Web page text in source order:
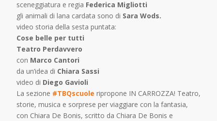
sceneggiatura e regia Federica Migliotti
gli animali di lana cardata sono di Sara Wods.
video storia della sesta puntata:
Cose belle per tutti
Teatro Perdavvero
con Marco Cantori
da un’idea di Chiara Sassi
video di Diego Gavioli
La sezione #TBQscuole ripropone IN CARROZZA! Teatro,
storie, musica e sorprese per viaggiare con la fantasia,
con Chiara De Bonis, scritto da Chiara De Bonis e